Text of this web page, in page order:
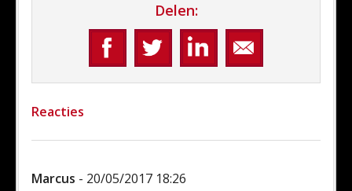
Delen:
Reacties
Marcus - 20/05/2017 18:26